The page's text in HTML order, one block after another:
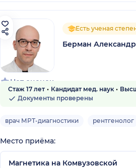
Нет оценок
Есть ученая
Берман
Стаж 17 лет Кандидат мед. наук
Документы проверены
врач МРТ-диагностики рентгенолог
Место приёма:
Магнетика на Комвузовской